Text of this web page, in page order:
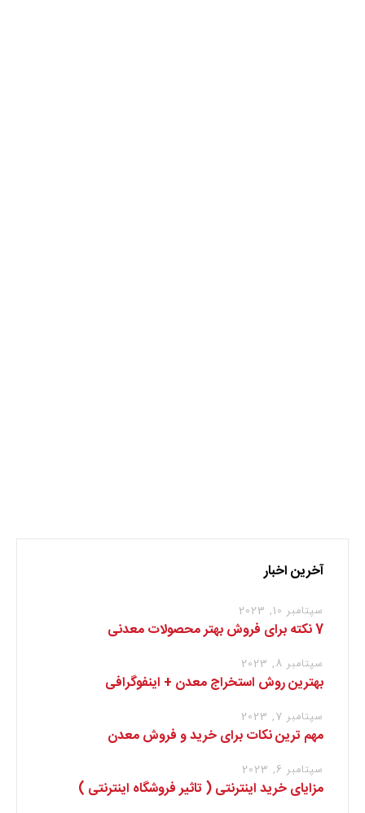
آخرین اخبار
سپتامبر 10, 2023
7 نکته برای فروش بهتر محصولات معدنی
سپتامبر 8, 2023
بهترین روش استخراج معدن + اینفوگرافی
سپتامبر 7, 2023
مهم ترین نکات برای خرید و فروش معدن
سپتامبر 6, 2023
مزایای خرید اینترنتی ( تاثیر فروشگاه اینترنتی )